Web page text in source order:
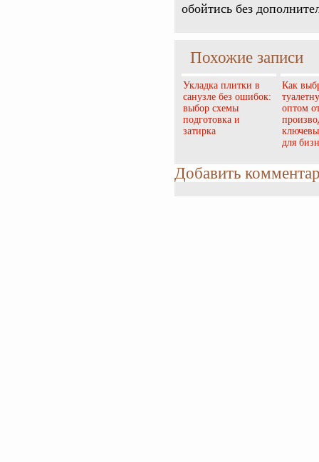
обойтись без
Похожие записи
Укладка плитки в
санузле без ошибок:
выбор схемы
подготовка и
затирка
Как
оптом
для
Добавить